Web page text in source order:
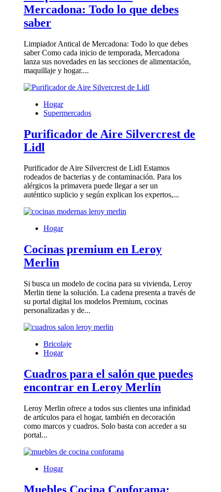
Mercadona: Todo lo que debes
saber
Limpiador Antical de Mercadona: Todo lo que debes
saber Como cada inicio de temporada, Mercadona
lanza sus novedades en las secciones de alimentación,
maquillaje y hogar....
Hogar
Supermercados
Purificador de Aire Silvercrest de
Lidl
Purificador de Aire Silvercrest de Lidl Estamos
rodeados de bacterias y de contaminación. Para los
alérgicos la primavera puede llegar a ser un
auténtico suplicio y según explican los expertos,...
Hogar
Cocinas premium en Leroy
Merlin
Si busca un modelo de cocina para su vivienda, Leroy
Merlin tiene la solución. La cadena presenta a través de
su portal digital los modelos Premium, cocinas
personalizadas y de...
Bricolaje
Hogar
Cuadros para el salón que puedes
encontrar en Leroy Merlín
Leroy Merlin ofrece a todos sus clientes una infinidad
de artículos para el hogar, también en decoración
como marcos y cuadros. Solo basta con acceder a su
portal...
Hogar